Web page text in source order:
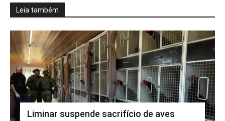
Leia também
Liminar suspende sacrifício de aves